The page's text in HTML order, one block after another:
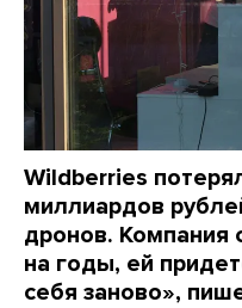
Wildberries
миллиардов
дронов. Компания
на годы, ей
себя заново»,